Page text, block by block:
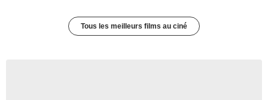
Tous les meilleurs films au ciné